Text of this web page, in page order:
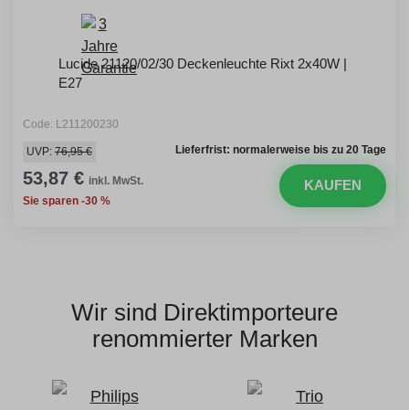
Lucide 21120/02/30 Deckenleuchte Rixt 2x40W |
E27
Code: L211200230
Lieferfrist: normalerweise bis zu 20 Tage
UVP: 76,95 €
53,87 € inkl. MwSt.
Sie sparen -30 %
KAUFEN
Wir sind Direktimporteure
renommierter Marken